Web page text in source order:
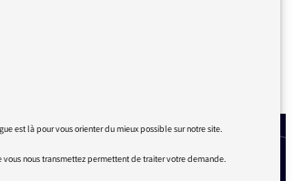
est là pour vous orienter du mieux possible sur notre site.
vous nous transmettez permettent de traiter votre demande.